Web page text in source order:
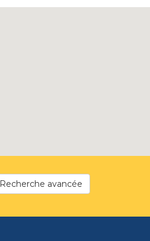
Recherche avancée